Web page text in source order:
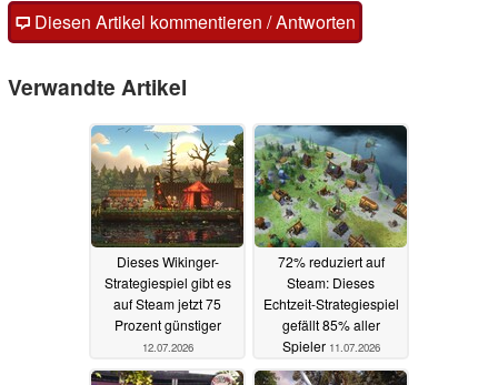
Diesen Artikel kommentieren / Antworten
Verwandte Artikel
Dieses Wikinger-
Strategiespiel gibt es
auf Steam jetzt 75
Prozent günstiger
12.07.2026
72% reduziert auf
Steam: Dieses
Echtzeit-Strategiespiel
gefällt 85% aller
Spieler 11.07.2026